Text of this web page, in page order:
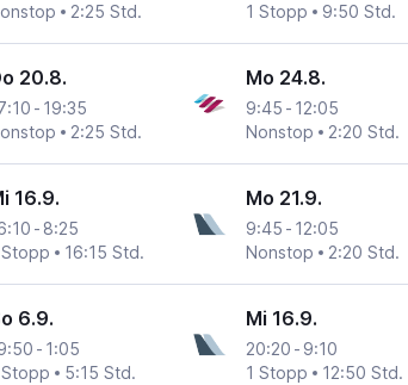
2:25 Std.
1 Stopp
9:50 Std.
20.8.
- 19:35
2:25 Std.
Mo 24.8.
9:45 - 12:05
Nonstop
2:20 Std.
16.9.
- 8:25
Stopp
16:15 Std.
Mo 21.9.
9:45 - 12:05
Nonstop
2:20 Std.
6.9.
- 1:05
Stopp
5:15 Std.
Mi 16.9.
20:20 - 9:10
1 Stopp
12:50 Std.